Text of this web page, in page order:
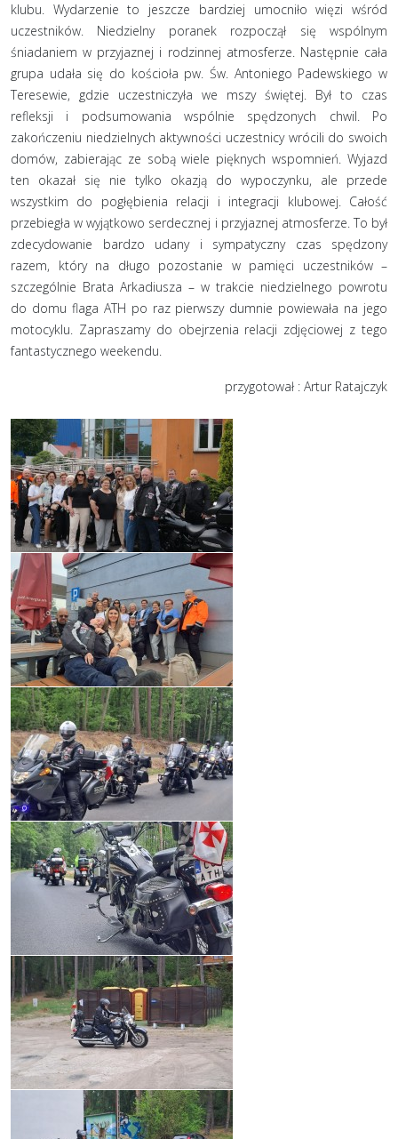
klubu. Wydarzenie to jeszcze bardziej umocniło więzi wśród
uczestników. Niedzielny poranek rozpoczął się wspólnym
śniadaniem w przyjaznej i rodzinnej atmosferze. Następnie cała
grupa udała się do kościoła pw. Św. Antoniego Padewskiego w
Teresewie, gdzie uczestniczyła we mszy świętej. Był to czas
refleksji i podsumowania wspólnie spędzonych chwil. Po
zakończeniu niedzielnych aktywności uczestnicy wrócili do swoich
domów, zabierając ze sobą wiele pięknych wspomnień. Wyjazd
ten okazał się nie tylko okazją do wypoczynku, ale przede
wszystkim do pogłębienia relacji i integracji klubowej. Całość
przebiegła w wyjątkowo serdecznej i przyjaznej atmosferze. To był
zdecydowanie bardzo udany i sympatyczny czas spędzony
razem, który na długo pozostanie w pamięci uczestników –
szczególnie Brata Arkadiusza – w trakcie niedzielnego powrotu
do domu flaga ATH po raz pierwszy dumnie powiewała na jego
motocyklu. Zapraszamy do obejrzenia relacji zdjęciowej z tego
fantastycznego weekendu.
przygotował : Artur Ratajczyk